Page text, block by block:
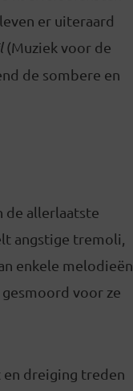
er uiteraard
(Muziek voor de
de sombere en
de allerlaatste
angstige tremoli,
enkele melodieën
voor ze
en dreiging treden